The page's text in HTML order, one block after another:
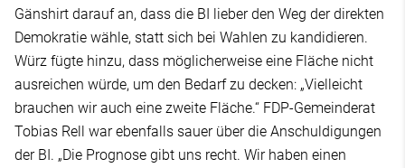
Gänshirt darauf an, dass die BI lieber den Weg der direkten
Demokratie wähle, statt sich bei Wahlen zu kandidieren.
Würz fügte hinzu, dass möglicherweise eine Fläche nicht
ausreichen würde, um den Bedarf zu decken: „Vielleicht
brauchen wir auch eine zweite Fläche.“ FDP-Gemeinderat
Tobias Rell war ebenfalls sauer über die Anschuldigungen
der BI. „Die Prognose gibt uns recht. Wir haben einen